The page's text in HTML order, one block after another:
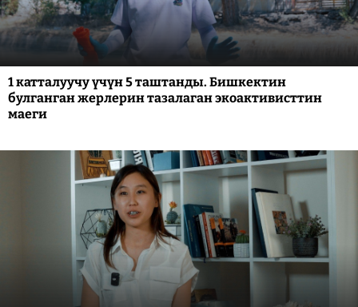
1 катталуучу үчүн 5 таштанды. Бишкектин
булганган жерлерин тазалаган экоактивисттин
маеги